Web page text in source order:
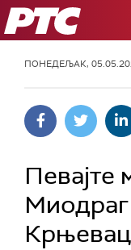
РТС
ПОНЕДЕЉАК,
Певајте
Крњевац